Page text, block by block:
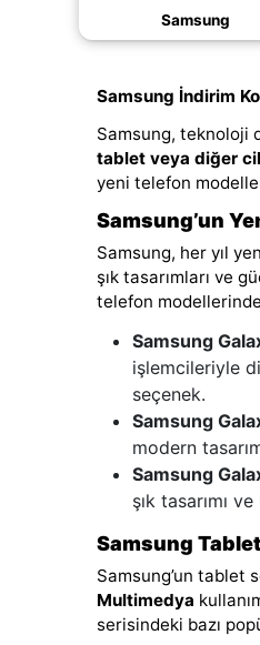
Samsung
Samsung İndirim
Samsung, teknoloji
tablet veya diğer
yeni telefon
Samsung’un
Samsung, her yıl
şık tasarımları ve
telefon
Samsung
işlemcileriyle
seçenek.
Samsung
modern
Samsung
şık tasarımı
Samsung
Samsung’un tablet
Multimedya
serisindeki bazı